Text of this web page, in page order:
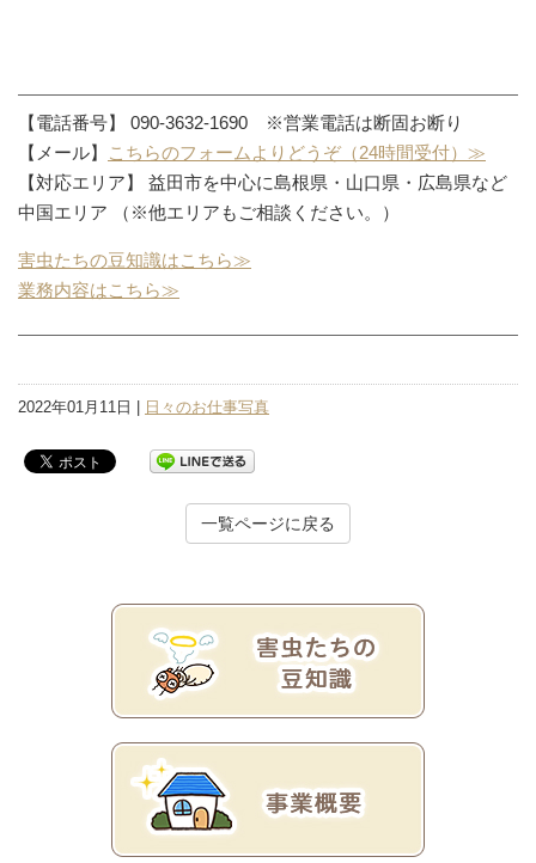
【電話番号】 090-3632-1690 ※営業電話は断固お断り
【メール】
こちらのフォームよりどうぞ（24時間受付）≫
【対応エリア】 益田市を中心に島根県・山口県・広島県など
中国エリア （※他エリアもご相談ください。）
害虫たちの豆知識はこちら≫
業務内容はこちら≫
2022年01月11日 | 日々のお仕事写真
一覧ページに戻る